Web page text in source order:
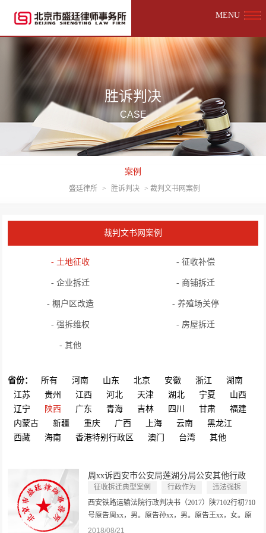
MENU
胜诉判决
CASE
案例
盛廷律所 > 胜诉判决 > 裁判文书网案例
裁判文书网案例
- 土地征收 - 征收补偿
- 企业拆迁 - 商铺拆迁
- 棚户区改造 - 养殖场关停
- 强拆维权 - 房屋拆迁
- 其他
省份： 所有 河南 山东 北京 安徽 浙江
湖南
江苏
贵州 江西 河北 天津 湖北 宁夏
山西
辽宁
陕西 广东 青海 吉林 四川 甘肃
福建
内蒙古
新疆 重庆 广西 上海 云南
黑龙江
西藏
海南 香港特别行政区 澳门 台湾 其他
周xx诉西安市公安局莲湖分局公安其他行政
行...
征收拆迁典型案例 行政作为
违法强拆
西安铁路运输法院行政判决书（2017）陕7102行初710
号原告周xx，男。原告孙xx，男。原告王xx，女。原
告周xx，男。原告蒋xx，女。原告王xx，女。原告惠
2018/08/21